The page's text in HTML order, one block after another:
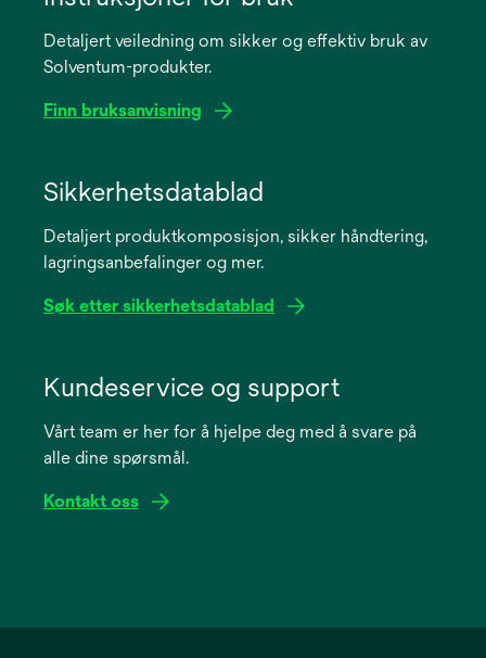
Detaljert veiledning om sikker og effektiv bruk av
Solventum-produkter.
Finn bruksanvisning
new
Sikkerhetsdatablad
Detaljert produktkomposisjon, sikker håndtering,
lagringsanbefalinger og mer.
Søk etter sikkerhetsdatablad
new
Kundeservice og support
Vårt team er her for å hjelpe deg med å svare på
alle dine spørsmål.
Kontakt oss